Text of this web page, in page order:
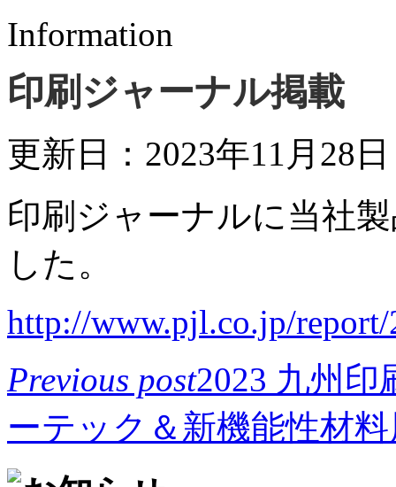
Information
印刷ジャーナル掲載
更新日：2023年11月28
印刷ジャーナルに当社
した。
http://www.pjl.co.jp/
Previous post2023 九州印
ーテック＆新機能性材料